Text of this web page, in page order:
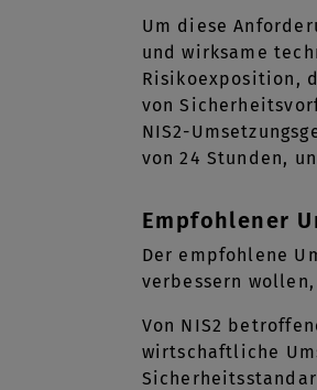
Um diese
und wirksame
Risikoexposition,
von
NIS2-
von 24 Stunden,
Empfohlener
Der empfohlene
verbessern
Von NIS2
wirtschaftliche